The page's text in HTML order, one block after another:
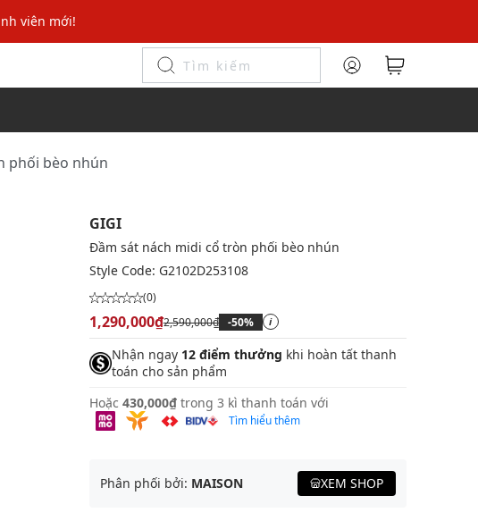
viên mới!
trực tuyến
viên mới!
phối bèo nhún
GIGI
Đầm sát nách midi cổ tròn phối bèo nhún
Style Code: G2102D253108
(0)
1,290,000₫2,590,000₫ -50% i
Nhận ngay 12 điểm thưởng khi hoàn tất thanh
toán cho sản phẩm
Hoặc 430,000₫ trong 3 kì thanh toán với
Tìm hiểu thêm
Phân phối bởi: MAISON XEM SHOP